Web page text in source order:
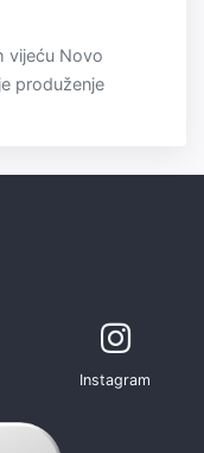
vijeću Novo
produženje
Instagram